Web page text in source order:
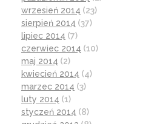
wrzesień 2014 (23)
sierpień 2014 (37)
lipiec 2014 (7)
czerwiec 2014 (10)
maj 2014 (2)
kwiecień 2014 (4)
marzec 2014 (3)
luty 2014 (1)
styczeń 2014 (8)